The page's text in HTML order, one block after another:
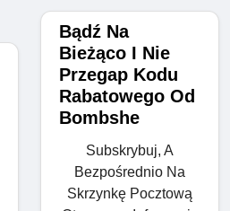
Bądź Na
Bieżąco I Nie
Przegap Kodu
Rabatowego Od
Bombshe
Subskrybuj, A
Bezpośrednio Na
Skrzynkę Pocztową